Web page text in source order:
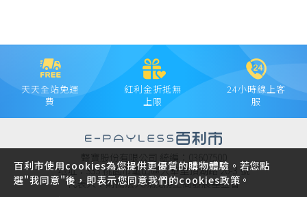
天天全站免運
費
紅利金折抵無
上限
24小時線上客
服
聲寶股份有限公司 統編：03607500
地址：333 桃園市龜山區大華里頂湖路 26-3 號
代表人：財團法人陳茂榜工商發展基金會
百利市使用cookies為您提供更優質的購物體驗。若您點
選"我同意"後，即表示您同意我們的cookies政策。